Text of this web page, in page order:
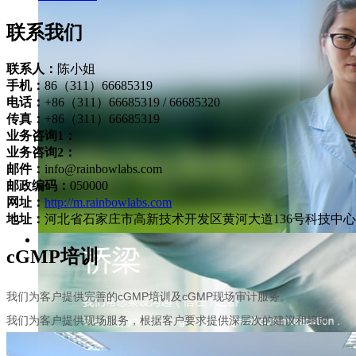
联系我们
联系人： 陈小姐
手机：86（311）66685319
电话：+86（311）66685319 / 66685320
传真： +86（311）66685319
业务咨询1：
业务咨询2：
邮件： info@rainbowlabs.com
邮政编码： 050000
网址： http://m.rainbowlabs.com
地址： 河北省石家庄市高新技术开发区黄河大道136号科技中
cGMP培训
我们为客户提供完善的cGMP培训及cGMP现场审计服务。
我们为客户提供现场服务，根据客户要求提供深层次的建议和培训。